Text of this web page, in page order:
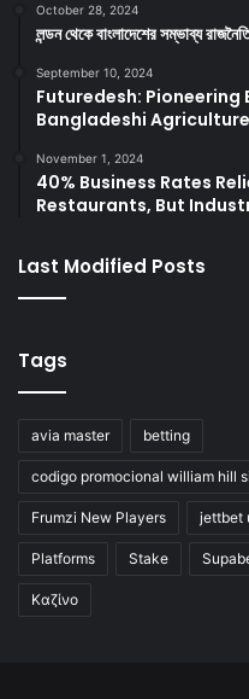
October 28, 2024
লন্ডন থেকে বাংলাদেশের সম্ভাব্য
September 10, 2024
Futuredesh:
Bangladeshi Agriculture
November 1, 2024
40% Business Rates
Restaurants, But
Last Modified Posts
Tags
avia master betting
codigo promocional william hill
Frumzi New Players jettbet
Platforms Stake
Καζίνο